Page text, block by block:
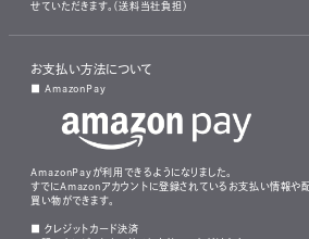
せていただきます。（送料当社負担）
お支払い方法について
■ AmazonPay
AmazonPayが利用できるようになりました。
すでにAmazonアカウントに登録されているお支払い情報や
買い物ができます。
■ クレジットカード決済